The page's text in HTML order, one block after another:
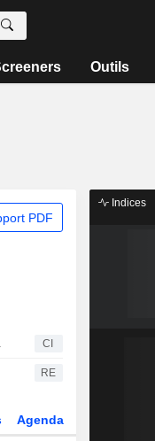
Outils
PDF
2026 CI
RE
Agenda
Indices